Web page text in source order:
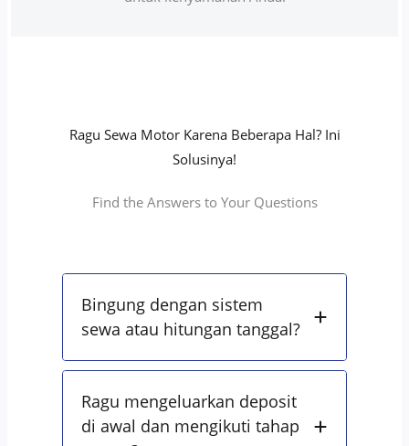
Ragu Sewa Motor Karena Beberapa Hal? Ini
Solusinya!
Find the Answers to Your Questions
Bingung dengan sistem
sewa atau hitungan tanggal?
Ragu mengeluarkan deposit
di awal dan mengikuti tahap